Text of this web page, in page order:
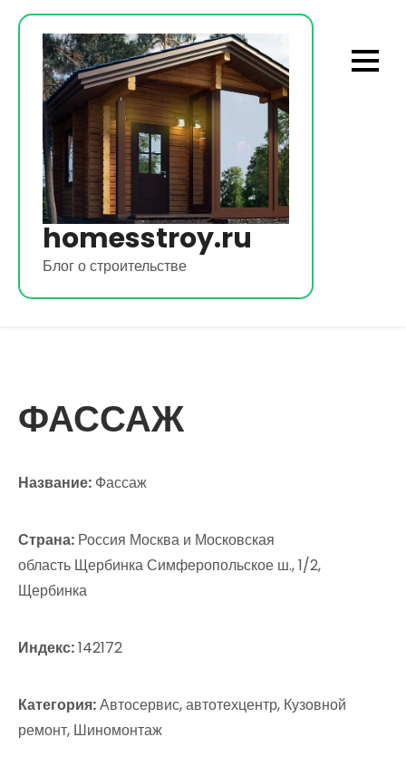
Перейти
содержимому
homesstroy.ru
Блог о строительстве
ФАССАЖ
Название: Фассаж
Страна: Россия Москва и Московская
область Щербинка Симферопольское ш., 1/2,
Щербинка
Индекс:142172
Категория:Автосервис, автотехцентр, Кузовной
ремонт, Шиномонтаж